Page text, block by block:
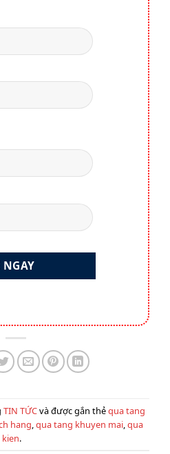
TIN TỨCvà được gắn thẻqua tang
hang,qua tang khuyen mai,qua
.